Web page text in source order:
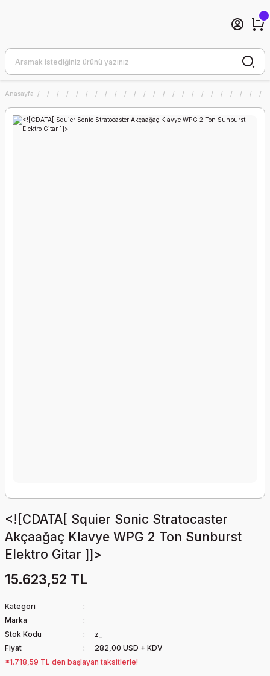
Anasayfa
<![CDATA[ Squier Sonic Stratocaster
Akçaağaç Klavye WPG 2 Ton Sunburst
Elektro Gitar ]]>
15.623,52 TL
Kategori
Marka
Stok Kodu
z_
Fiyat
282,00 USD + KDV
*1.718,59 TL den başlayan taksitlerle!